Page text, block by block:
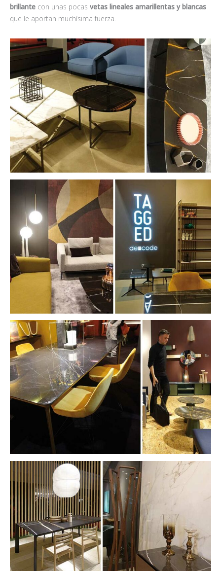
brillante con unas pocas vetas lineales amarillentas y blancas
que le aportan muchísima fuerza.